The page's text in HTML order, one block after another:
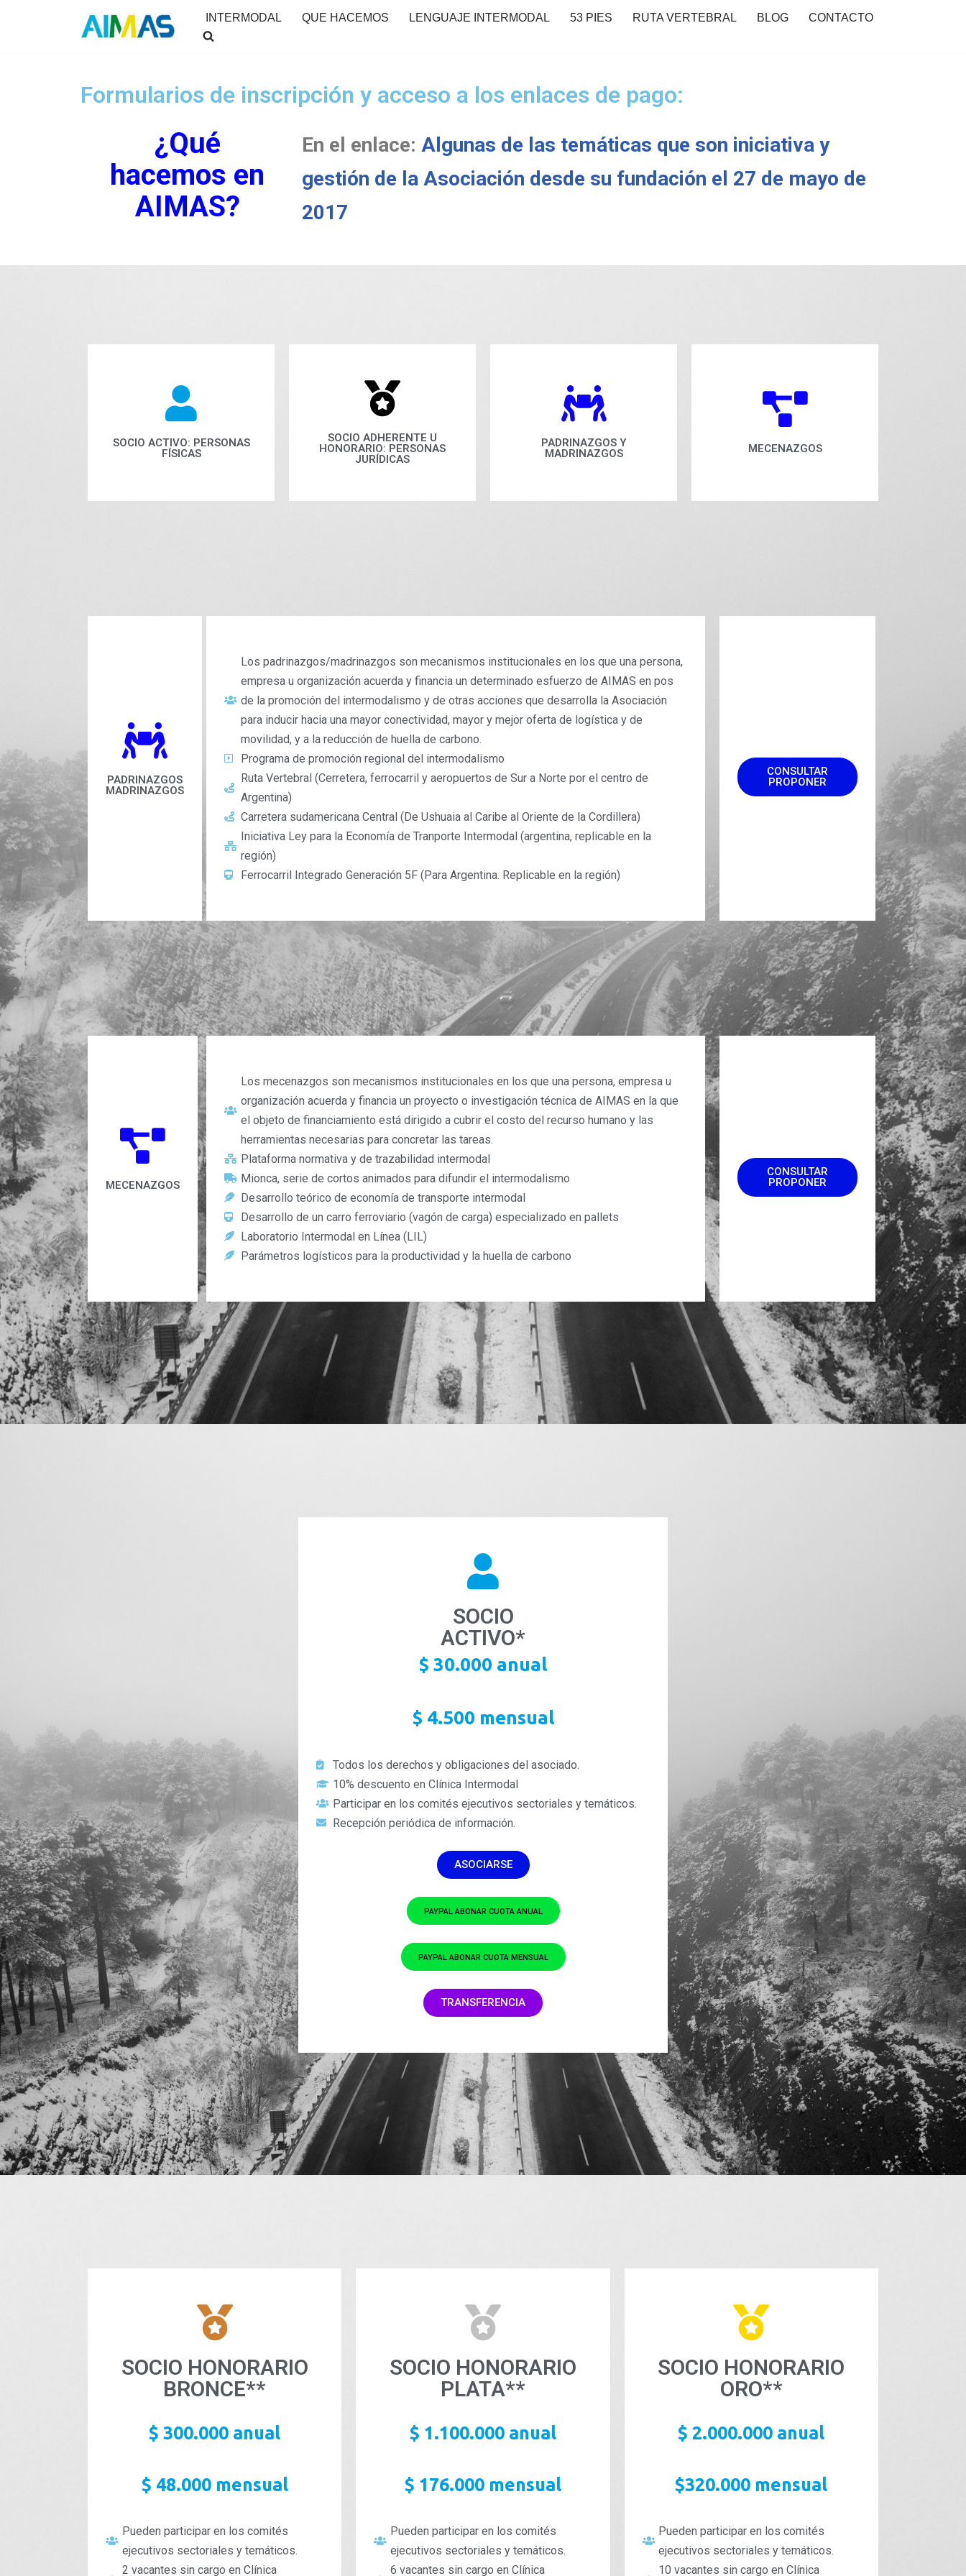
INTERMODAL QUE HACEMOS LENGUAJE INTERMODAL 53 PIES RUTA VERTEBRAL BLOG CONTACTO
Formularios de inscripción y acceso a los enlaces de pago:
¿Qué
hacemos en
AIMAS?
En el enlace: Algunas de las temáticas que son iniciativa y
gestión de la Asociación desde su fundación el 27 de mayo de
2017
SOCIO ACTIVO: PERSONAS
FÍSICAS
SOCIO ADHERENTE U
HONORARIO: PERSONAS
JURÍDICAS
PADRINAZGOS Y
MADRINAZGOS
MECENAZGOS
PADRINAZGOS
MADRINAZGOS
Los padrinazgos/madrinazgos son mecanismos institucionales en los que una persona,
empresa u organización acuerda y financia un determinado esfuerzo de AIMAS en pos
de la promoción del intermodalismo y de otras acciones que desarrolla la Asociación
para inducir hacia una mayor conectividad, mayor y mejor oferta de logística y de
movilidad, y a la reducción de huella de carbono.
Programa de promoción regional del intermodalismo
Ruta Vertebral (Cerretera, ferrocarril y aeropuertos de Sur a Norte por el centro de
Argentina)
Carretera sudamericana Central (De Ushuaia al Caribe al Oriente de la Cordillera)
Iniciativa Ley para la Economía de Tranporte Intermodal (argentina, replicable en la
región)
Ferrocarril Integrado Generación 5F (Para Argentina. Replicable en la región)
CONSULTAR
PROPONER
MECENAZGOS
Los mecenazgos son mecanismos institucionales en los que una persona, empresa u
organización acuerda y financia un proyecto o investigación técnica de AIMAS en la que
el objeto de financiamiento está dirigido a cubrir el costo del recurso humano y las
herramientas necesarias para concretar las tareas.
Plataforma normativa y de trazabilidad intermodal
Mionca, serie de cortos animados para difundir el intermodalismo
Desarrollo teórico de economía de transporte intermodal
Desarrollo de un carro ferroviario (vagón de carga) especializado en pallets
Laboratorio Intermodal en Línea (LIL)
Parámetros logísticos para la productividad y la huella de carbono
CONSULTAR
PROPONER
SOCIO
ACTIVO*
$ 30.000 anual
$ 4.500 mensual
Todos los derechos y obligaciones del asociado.
10% descuento en Clínica Intermodal
Participar en los comités ejecutivos sectoriales y temáticos.
Recepción periódica de información.
ASOCIARSE
PAYPAL ABONAR CUOTA ANUAL
PAYPAL ABONAR CUOTA MENSUAL
TRANSFERENCIA
SOCIO HONORARIO
BRONCE**
$ 300.000 anual
$ 48.000 mensual
Pueden participar en los comités
ejecutivos sectoriales y temáticos.
2 vacantes sin cargo en Clínica
SOCIO HONORARIO
PLATA**
$ 1.100.000 anual
$ 176.000 mensual
Pueden participar en los comités
ejecutivos sectoriales y temáticos.
6 vacantes sin cargo en Clínica
SOCIO HONORARIO
ORO**
$ 2.000.000 anual
$320.000 mensual
Pueden participar en los comités
ejecutivos sectoriales y temáticos.
10 vacantes sin cargo en Clínica